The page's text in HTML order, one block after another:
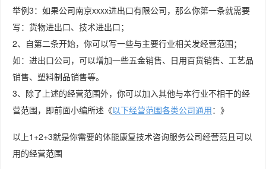
举例3：如果公司南京xxxx进出口有限公司，那么你第一条就需要
写：货物进出口、技术进出口；
2、自第二条开始，你可以写一些与主要行业相关发经营范围；
如：进出口公司，可以增加一些五金销售、日用百货销售、工艺品
销售、塑料制品销售等。
3、除了上述的经营范围外，你可以加入其他与本行业不相干的经
营范围，即前面小编所述《以下经营范围各类公司通用：》
以上1+2+3就是你需要的体能康复技术咨询服务公司经营范且可以
用的经营范围